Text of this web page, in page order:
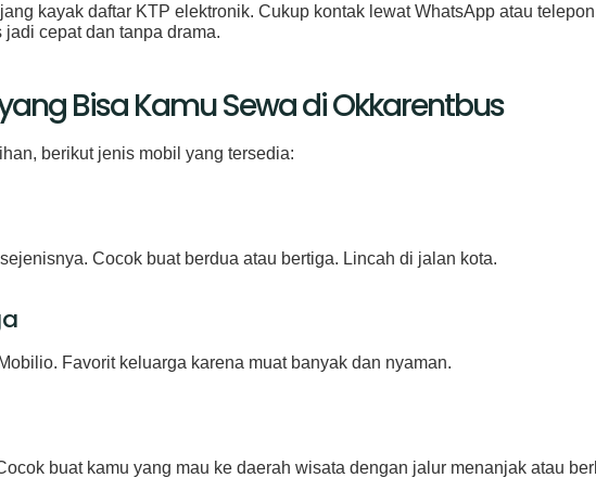
kayak daftar KTP elektronik. Cukup kontak lewat WhatsApp atau
cepat dan tanpa drama.
Bisa Kamu Sewa di Okkarentbus
berikut jenis mobil yang tersedia:
Cocok buat berdua atau bertiga. Lincah di jalan kota.
Favorit keluarga karena muat banyak dan nyaman.
buat kamu yang mau ke daerah wisata dengan jalur menanjak atau